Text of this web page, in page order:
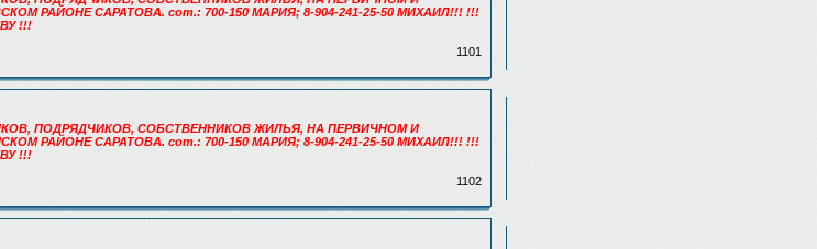
РАЙОНЕ САРАТОВА. сот.: 700-150 МАРИЯ; 8-904-241-25-50 МИХАИЛ!!! !!!
!!!
1101
ПОДРЯДЧИКОВ, СОБСТВЕННИКОВ ЖИЛЬЯ, НА ПЕРВИЧНОМ И
РАЙОНЕ САРАТОВА. сот.: 700-150 МАРИЯ; 8-904-241-25-50 МИХАИЛ!!! !!!
!!!
1102